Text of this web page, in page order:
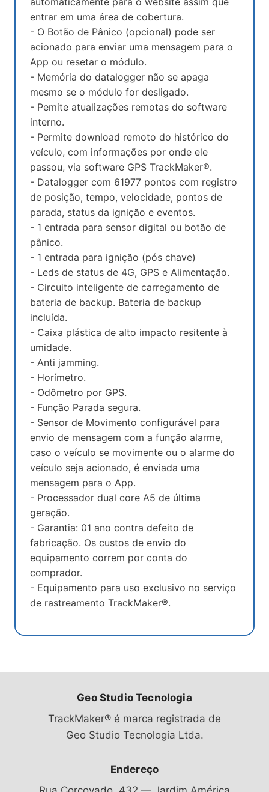
entrar em uma área de cobertura.
- O Botão de Pânico (opcional) pode ser
acionado para enviar uma mensagem para o
App ou resetar o módulo.
- Memória do datalogger não se apaga
mesmo se o módulo for desligado.
- Pemite atualizações remotas do software
interno.
- Permite download remoto do histórico do
veículo, com informações por onde ele
passou, via software GPS TrackMaker®.
- Datalogger com 61977 pontos com registro
de posição, tempo, velocidade, pontos de
parada, status da ignição e eventos.
- 1 entrada para sensor digital ou botão de
pânico.
- 1 entrada para ignição (pós chave)
- Leds de status de 4G, GPS e Alimentação.
- Circuito inteligente de carregamento de
bateria de backup. Bateria de backup
incluída.
- Caixa plástica de alto impacto resitente à
umidade.
- Anti jamming.
- Horímetro.
- Odômetro por GPS.
- Função Parada segura.
- Sensor de Movimento configurável para
envio de mensagem com a função alarme,
caso o veículo se movimente ou o alarme do
veículo seja acionado, é enviada uma
mensagem para o App.
- Processador dual core A5 de última
geração.
- Garantia: 01 ano contra defeito de
fabricação. Os custos de envio do
equipamento correm por conta do
comprador.
- Equipamento para uso exclusivo no serviço
de rastreamento TrackMaker®.
Geo Studio Tecnologia
TrackMaker® é marca registrada de
Geo Studio Tecnologia Ltda.
Endereço